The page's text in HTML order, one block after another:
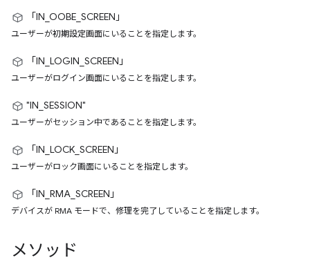
「IN_OOBE_SCREEN」
ユーザーが初期設定画面にいることを指定します。
「IN_LOGIN_SCREEN」
ユーザーがログイン画面にいることを指定します。
"IN_SESSION"
ユーザーがセッション中であることを指定します。
「IN_LOCK_SCREEN」
ユーザーがロック画面にいることを指定します。
「IN_RMA_SCREEN」
デバイスが RMA モードで、修理を完了していることを指定します。
メソッド